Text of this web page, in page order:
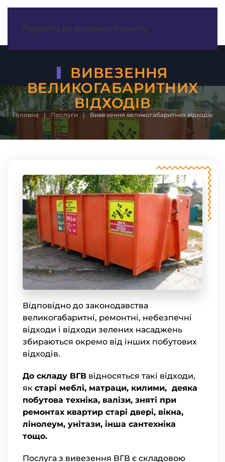
Перейти до основного вмісту
ВИВЕЗЕННЯ
ВЕЛИКОГАБАРИТНИХ
ВІДХОДІВ
Головна Послуги Вивезення великогабаритних відходів
Відповідно до законодавства
великогабаритні, ремонтні, небезпечні
відходи і відходи зелених насаджень
збираються окремо від інших побутових
відходів.
До складу ВГВ відносяться такі відходи,
як старі меблі, матраци, килими, деяка
побутова техніка, валізи, зняті при
ремонтах квартир старі двері, вікна,
лінолеум, унітази, інша сантехніка
тощо.
Послуга з вивезення ВГВ є складовою